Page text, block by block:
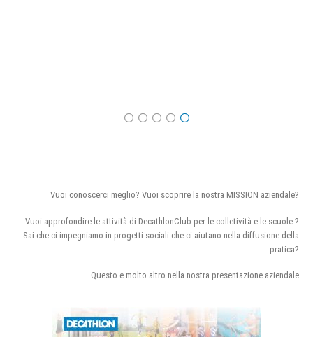
Vuoi conoscerci meglio? Vuoi scoprire la nostra MISSION aziendale?
Vuoi approfondire le attività di DecathlonClub per le colletività e le scuole ?
Sai che ci impegniamo in progetti sociali che ci aiutano nella diffusione della
pratica?
Questo e molto altro nella nostra presentazione aziendale